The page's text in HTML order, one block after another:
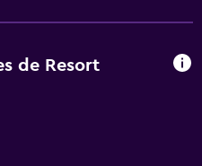
de Resort